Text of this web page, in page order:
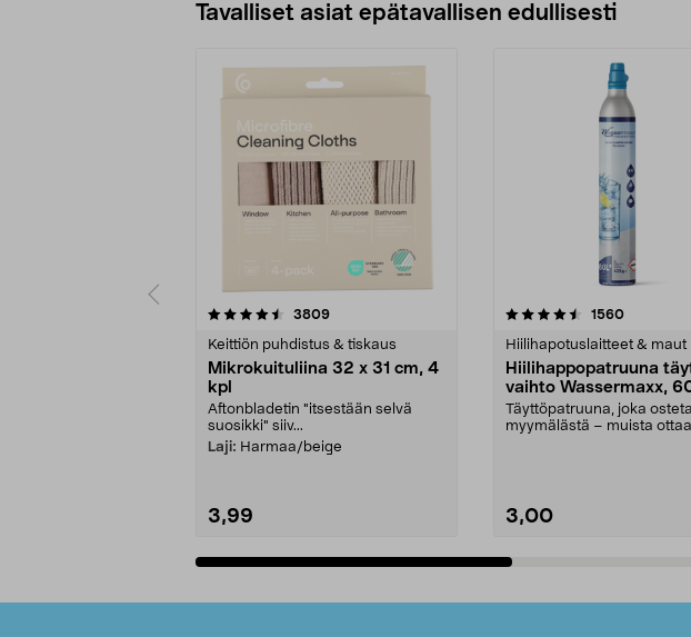
Tavalliset asiat epätavallisen edullisesti
3809arvostelut
Keittiön puhdistus & tiskaus
Mikrokuituliina 32 x 31 cm, 4
kpl
Aftonbladetin "itsestään selvä
suosikki" siiv...
Laji: Harmaa/beige
3,99
4.5viidestä
1560arvostelut
Hiilihapotuslaitteet & maut
Hiilihappopatruuna
vaihto Wassermaxx,
Täyttöpatruuna, joka
myymälästä – muista
3,00
4.5viidestä